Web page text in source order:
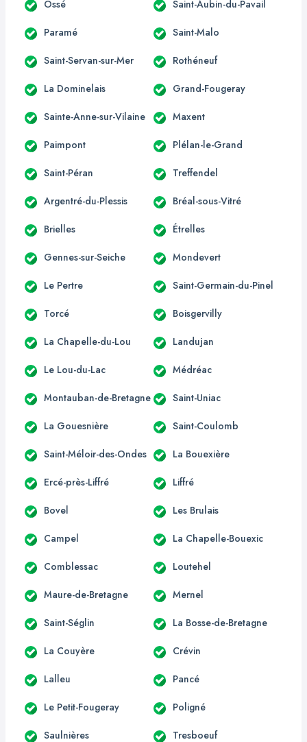
Ossé Saint-Aubin-du-Pavail
Paramé Saint-Malo
Saint-Servan-sur-Mer Rothéneuf
La Dominelais Grand-Fougeray
Sainte-Anne-sur-Vilaine Maxent
Paimpont Plélan-le-Grand
Saint-Péran Treffendel
Argentré-du-Plessis Bréal-sous-Vitré
Brielles Étrelles
Gennes-sur-Seiche Mondevert
Le Pertre Saint-Germain-du-Pinel
Torcé Boisgervilly
La Chapelle-du-Lou Landujan
Le Lou-du-Lac Médréac
Montauban-de-Bretagne Saint-Uniac
La Gouesnière Saint-Coulomb
Saint-Méloir-des-Ondes La Bouexière
Ercé-près-Liffré Liffré
Bovel Les Brulais
Campel La Chapelle-Bouexic
Comblessac Loutehel
Maure-de-Bretagne Mernel
Saint-Séglin La Bosse-de-Bretagne
La Couyère Crévin
Lalleu Pancé
Le Petit-Fougeray Poligné
Saulnières Tresboeuf